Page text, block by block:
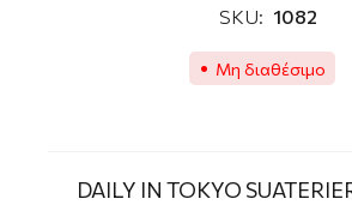
SKU: 1082
Μη διαθέσιμο
DAILY IN TOKYO